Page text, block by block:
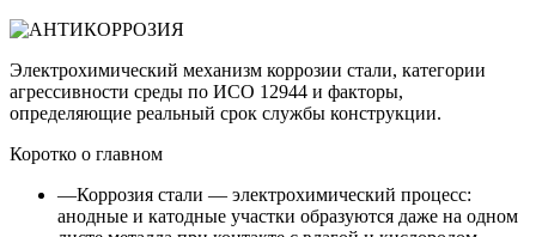
Электрохимический механизм коррозии стали, категории
агрессивности среды по ИСО 12944 и факторы,
определяющие реальный срок службы конструкции.
Коротко о главном
—Коррозия стали — электрохимический процесс:
анодные и катодные участки образуются даже на одном